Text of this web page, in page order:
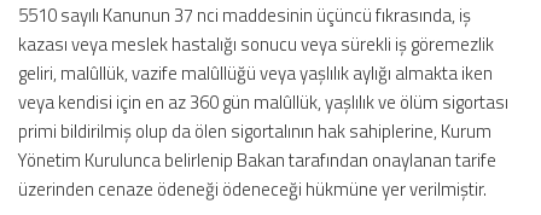
5510 sayılı Kanunun 37 nci maddesinin üçüncü fıkrasında, iş
kazası veya meslek hastalığı sonucu veya sürekli iş göremezlik
geliri, malûllük, vazife malûllüğü veya yaşlılık aylığı almakta iken
veya kendisi için en az 360 gün malûllük, yaşlılık ve ölüm sigortası
primi bildirilmiş olup da ölen sigortalının hak sahiplerine, Kurum
Yönetim Kurulunca belirlenip Bakan tarafından onaylanan tarife
üzerinden cenaze ödeneği ödeneceği hükmüne yer verilmiştir.